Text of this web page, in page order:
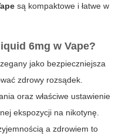
są kompaktowe i łatwe w
6mg w Vape?
jako bezpieczniejsza
zdrowy rozsądek.
oraz właściwe ustawienie
ekspozycji na nikotynę.
a zdrowiem to